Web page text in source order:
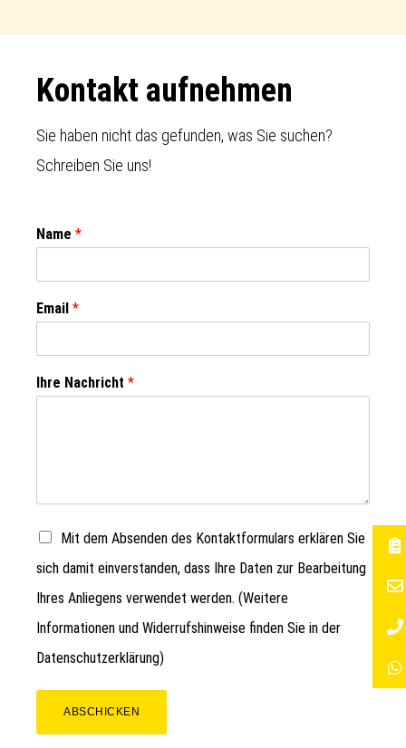
Footer
Kontakt aufnehmen
Sie haben nicht das gefunden, was Sie suchen?
Schreiben Sie uns!
Name *
Email *
Ihre Nachricht *
Mit dem Absenden des Kontaktformulars erklären Sie
sich damit einverstanden, dass Ihre Daten zur Bearbeitung
Ihres Anliegens verwendet werden. (Weitere
Informationen und Widerrufshinweise finden Sie in der
Datenschutzerklärung)
ABSCHICKEN